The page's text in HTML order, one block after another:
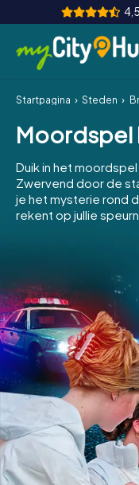
Hoe het werkt
Steden
Tours
Teamevenement
INT AT
ES
IT
NL
Startpagina Steden
Moordspel
Duik in het
Zwervend door de
je het mysterie rond
rekent op jullie